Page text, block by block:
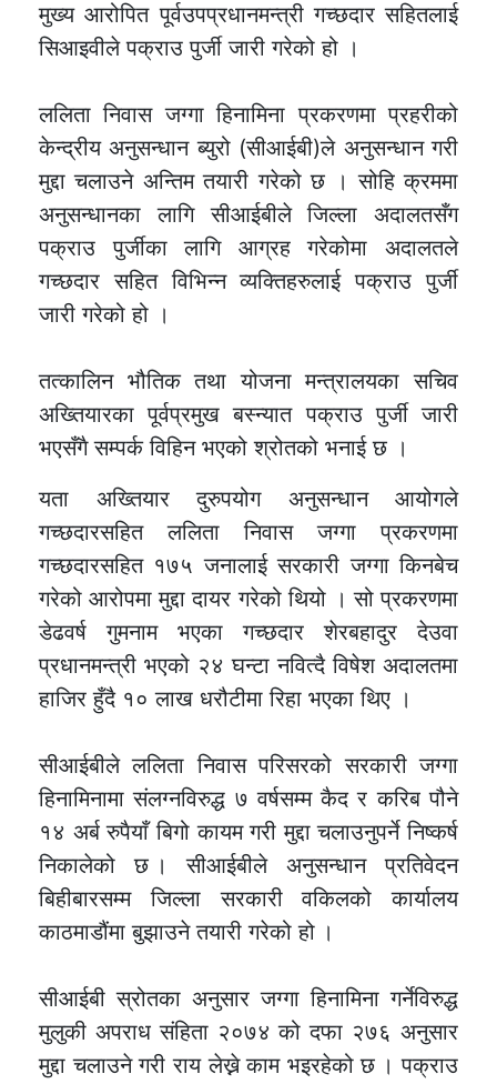
मुख्य आरोपित पूर्वउपप्रधानमन्त्री गच्छदार सहितलाई
सिआइवीले पक्राउ पुर्जी जारी गरेको हो ।
ललिता निवास जग्गा हिनामिना प्रकरणमा प्रहरीको
केन्द्रीय अनुसन्धान ब्युरो (सीआईबी)ले अनुसन्धान गरी
मुद्दा चलाउने अन्तिम तयारी गरेको छ । सोहि क्रममा
अनुसन्धानका लागि सीआईबीले जिल्ला अदालतसँग
पक्राउ पुर्जीका लागि आग्रह गरेकोमा अदालतले
गच्छदार सहित विभिन्न व्यक्तिहरुलाई पक्राउ पुर्जी
जारी गरेको हो ।
तत्कालिन भौतिक तथा योजना मन्त्रालयका सचिव
अख्तियारका पूर्वप्रमुख बस्न्यात पक्राउ पुर्जी जारी
भएसँगै सम्पर्क विहिन भएको श्रोतको भनाई छ ।
यता अख्तियार दुरुपयोग अनुसन्धान आयोगले
गच्छदारसहित ललिता निवास जग्गा प्रकरणमा
गच्छदारसहित १७५ जनालाई सरकारी जग्गा किनबेच
गरेको आरोपमा मुद्दा दायर गरेको थियो । सो प्रकरणमा
डेढवर्ष गुमनाम भएका गच्छदार शेरबहादुर देउवा
प्रधानमन्त्री भएको २४ घन्टा नवित्दै विषेश अदालतमा
हाजिर हुँदै १० लाख धरौटीमा रिहा भएका थिए ।
सीआईबीले ललिता निवास परिसरको सरकारी जग्गा
हिनामिनामा संलग्नविरुद्ध ७ वर्षसम्म कैद र करिब पौने
१४ अर्ब रुपैयाँ बिगो कायम गरी मुद्दा चलाउनुपर्ने निष्कर्ष
निकालेको छ । सीआईबीले अनुसन्धान प्रतिवेदन
बिहीबारसम्म जिल्ला सरकारी वकिलको कार्यालय
काठमाडौंमा बुझाउने तयारी गरेको हो ।
सीआईबी स्रोतका अनुसार जग्गा हिनामिना गर्नेविरुद्ध
मुलुकी अपराध संहिता २०७४ को दफा २७६ अनुसार
मुद्दा चलाउने गरी राय लेख्ने काम भइरहेको छ । पक्राउ